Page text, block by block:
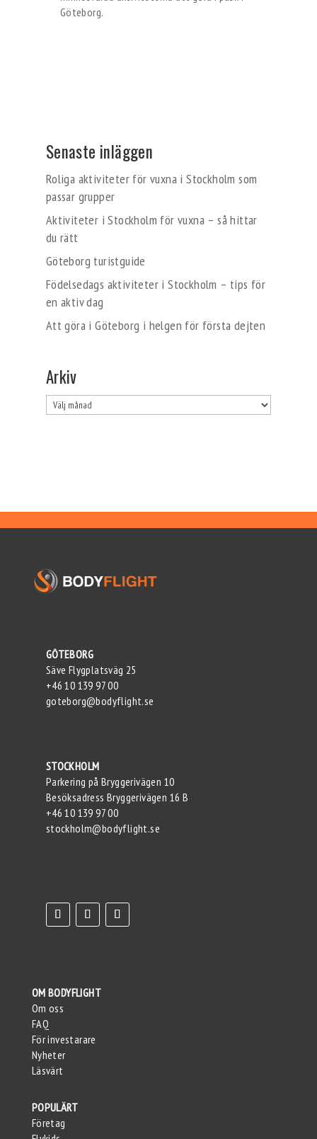
Göteborg.
Senaste inläggen
Roliga aktiviteter för vuxna i Stockholm som
passar grupper
Aktiviteter i Stockholm för vuxna – så hittar
du rätt
Göteborg turistguide
Födelsedags aktiviteter i Stockholm – tips för
en aktiv dag
Att göra i Göteborg i helgen för första dejten
Arkiv
Arkiv
GÖTEBORG
Säve Flygplatsväg 25
+46 10 139 97 00
goteborg@bodyflight.se
STOCKHOLM
Parkering på Bryggerivägen 10
Besöksadress Bryggerivägen 16 B
+46 10 139 97 00
stockholm@bodyflight.se
OM BODYFLIGHT
Om oss
FAQ
För investarare
Nyheter
Läsvärt
POPULÄRT
Företag